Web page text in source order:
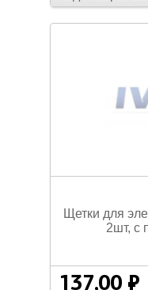
Щетки для
2шт, с
137,00 ₽